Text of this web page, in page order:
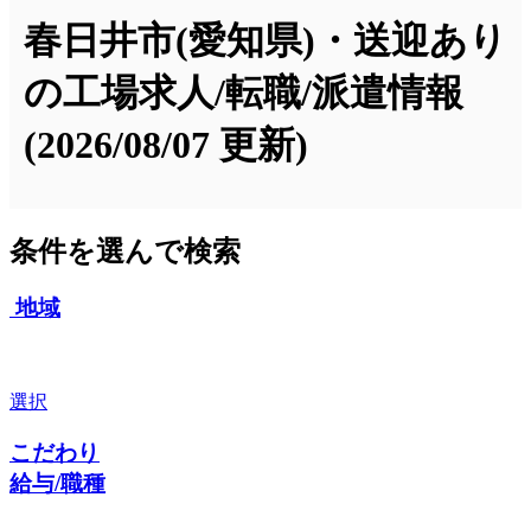
春日井市(愛知県)・送迎あり
の工場求人/転職/派遣情報
(2026/08/07 更新)
条件を選んで検索
地域
選択
こだわり
給与/職種